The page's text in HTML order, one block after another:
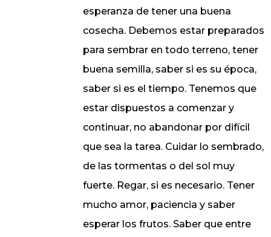
esperanza de tener una buena
cosecha. Debemos estar preparados
para sembrar en todo terreno, tener
buena semilla, saber si es su época,
saber si es el tiempo. Tenemos que
estar dispuestos a comenzar y
continuar, no abandonar por difícil
que sea la tarea. Cuidar lo sembrado,
de las tormentas o del sol muy
fuerte. Regar, si es necesario. Tener
mucho amor, paciencia y saber
esperar los frutos. Saber que entre